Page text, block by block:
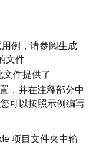
例，请参阅生成
文件
文件提供了
，并在注释部分中
可以按照示例编写
项目文件夹中输